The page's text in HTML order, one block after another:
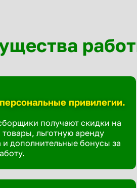
привилегии.
получают скидки на
льготную аренду
и дополнительные бонусы за